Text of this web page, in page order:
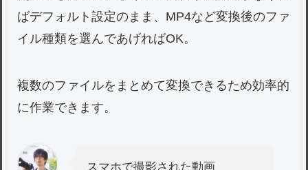
ばデフォルト設定のまま、MP4など変換後のファ
イル種類を選んであげればOK。
複数のファイルをまとめて変換できるため効率的
に作業できます。
スマホで撮影された動画